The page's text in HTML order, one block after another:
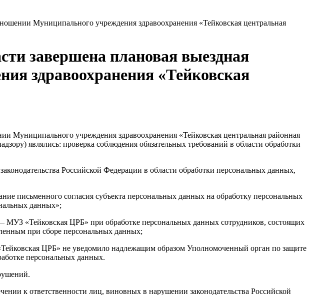
Муниципального учреждения здравоохранения «Тейковская центральная
завершена плановая выездная
здравоохранения «Тейковская
Муниципального учреждения здравоохранения «Тейковская центральная районная
являлись: проверка соблюдения обязательных требований в области обработки
Российской Федерации в области обработки персональных данных,
письменного согласия субъекта персональных данных на обработку персональных
данных»;
«Тейковская ЦРБ» при обработке персональных данных сотрудников, состоящих
при сборе персональных данных;
ЦРБ» не уведомило надлежащим образом Уполномоченный орган по защите
персональных данных.
к ответственности лиц, виновных в нарушении законодательства Российской